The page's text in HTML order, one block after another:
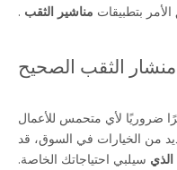
بتطبيقات مناشير الثقب .
منشار الثقب الصحيح
ضروريًا لأي متحمس للأعمال
من الخيارات في السوق، قد
سيلبي احتياجاتك الخاصة.